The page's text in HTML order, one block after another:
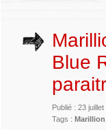
Blue
Publié : 23
Tags : Marillion